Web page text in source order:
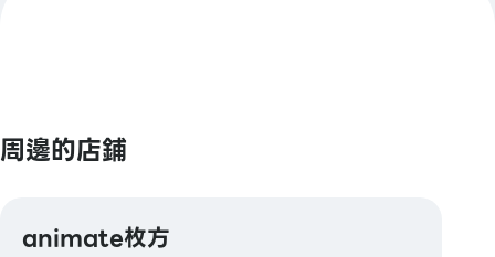
QUICPay / 樂天Edy
Kitaca / Suica / PASMO / TOICA / manaca /
周邊的店鋪
animate枚方